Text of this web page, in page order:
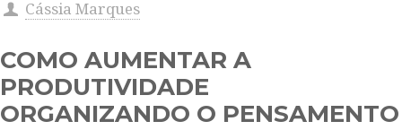
Cássia Marques
COMO AUMENTAR A
PRODUTIVIDADE
ORGANIZANDO O PENSAMENTO